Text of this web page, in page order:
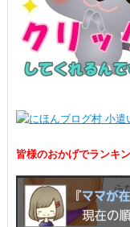
皆様のおかげでランキ